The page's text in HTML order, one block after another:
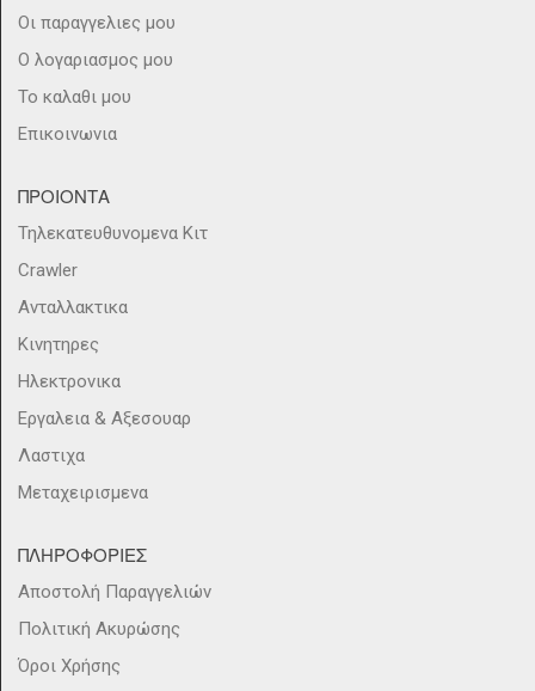
Οι παραγγελιες μου
Ο λογαριασμος μου
Το καλαθι μου
Επικοινωνια
ΠΡΟΙΟΝΤΑ
Τηλεκατευθυνομενα Κιτ
Crawler
Ανταλλακτικα
Κινητηρες
Ηλεκτρονικα
Εργαλεια & Αξεσουαρ
Λαστιχα
Μεταχειρισμενα
ΠΛΗΡΟΦΟΡΙΕΣ
Αποστολή Παραγγελιών
Πολιτική Ακυρώσης
Όροι Χρήσης